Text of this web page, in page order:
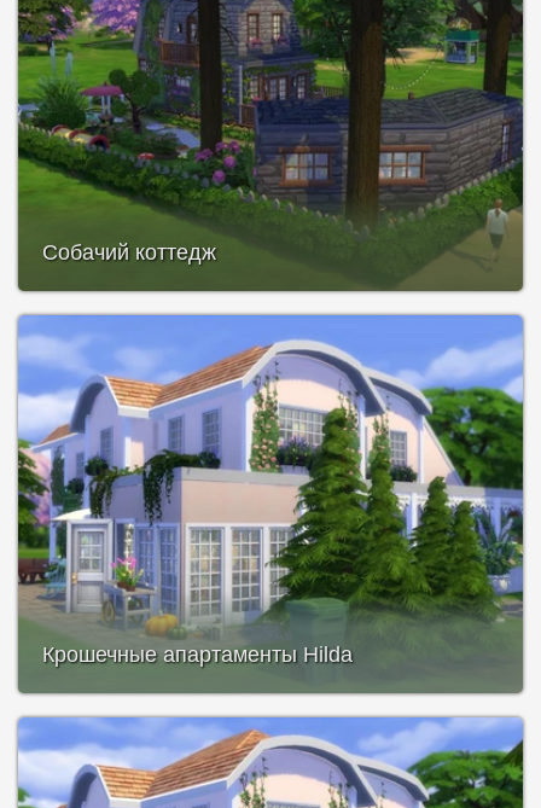
Собачий коттедж
Крошечные апартаменты Hilda